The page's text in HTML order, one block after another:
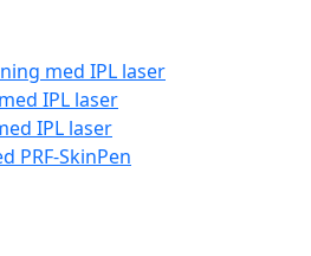
med IPL laser
IPL laser
IPL laser
PRF-SkinPen